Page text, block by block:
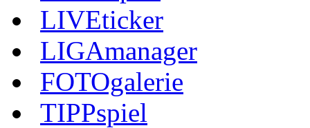
LIVEticker
LIGAmanager
FOTOgalerie
TIPPspiel